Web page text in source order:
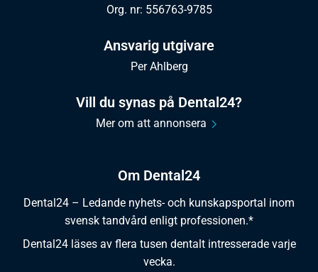
Om Dental24
Dental24 – Ledande nyhets- och kunskapsportal inom
svensk tandvård enligt professionen.*
Dental24 läses av flera tusen dentalt intresserade varje
vecka.
Org. nr: 556763-9785
Ansvarig utgivare
Per Ahlberg
Vill du synas på Dental24?
Mer om att annonsera